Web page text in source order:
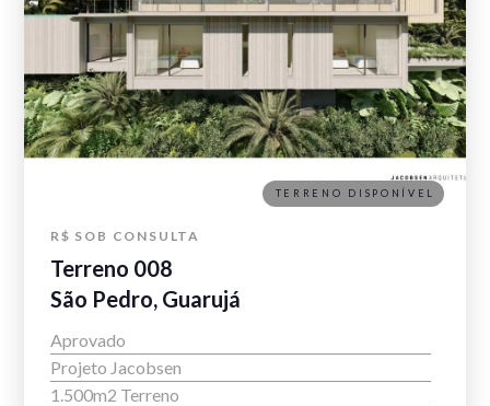
R$ SOB CONSULTA
Terreno 008
São Pedro, Guarujá
Aprovado
Projeto Jacobsen
1.500m2 Terreno
TERRENO DISPONÍVEL